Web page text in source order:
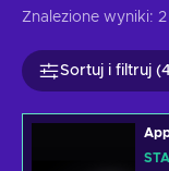
Znalezione wyniki: 2
Sortuj i filtruj